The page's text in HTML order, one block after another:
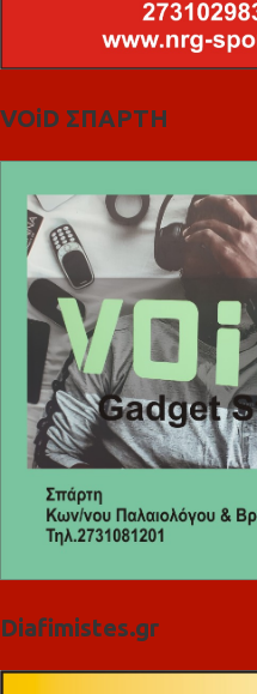
VOiD ΣΠΑΡΤΗ
Diafimistes.gr